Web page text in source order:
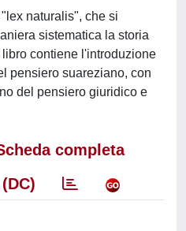
naturalis", che si
sistematica la storia
contiene l'introduzione
pensiero suareziano, con
del pensiero giuridico e
completa